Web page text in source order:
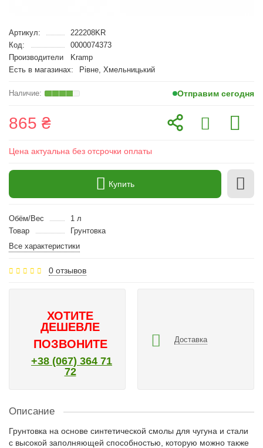
Артикул:
222208KR
Код:
0000074373
Производители
Kramp
Есть в магазинах:
Рівне, Хмельницький
Отправим сегодня
865 ₴
Цена актуальна без отсрочки оплаты
Купить
Обём/Вес
1 л
Товар
Грунтовка
Все характеристики
0 отзывов
ХОТИТЕ
ДЕШЕВЛЕ
ПОЗВОНИТЕ
+38 (067) 364 71
72
Доставка
Описание
Грунтовка на основе синтетической смолы для чугуна и стали
с высокой заполняющей способностью, которую можно также